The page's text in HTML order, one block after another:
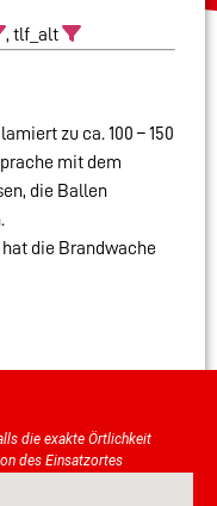
, tlf_alt
zu ca. 100 – 150
mit dem
die Ballen
die Brandwache
die exakte Örtlichkeit
des Einsatzortes